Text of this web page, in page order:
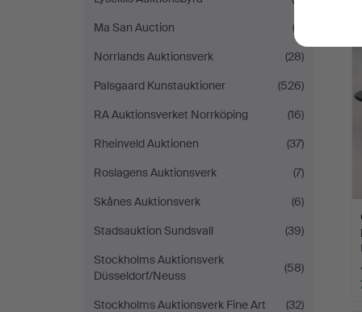
Ma San Auction
(2)
Norrlands Auktionsverk
(28)
Palsgaard Kunstauktioner
(526)
RA Auktionsverket Norrköping
(16)
Rheinveld Auktionen
(37)
Roslagens Auktionsverk
(7)
Skånes Auktionsverk
(6)
Stadsauktion Sundsvall
(39)
Stockholms Auktionsverk
Düsseldorf/Neuss
(58)
Stockholms Auktionsverk Fine Art
(32)